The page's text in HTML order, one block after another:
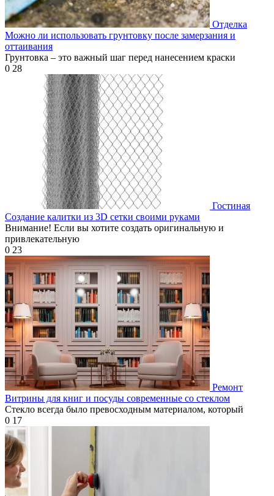
Отделка
Можно ли использовать грунтовку после замерзания и
оттаивания
Грунтовка – это важный шаг перед нанесением краски
0 28
Гостиная
Создание калитки из 3D сетки своими руками
Внимание! Если вы хотите создать оригинальную и
привлекательную
0 23
Ремонт
Витрины для книг и посуды современные со стеклом
Стекло всегда было превосходным материалом, который
0 17